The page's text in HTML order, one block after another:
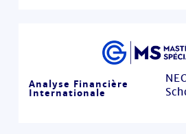
Analyse Financière
Internationale